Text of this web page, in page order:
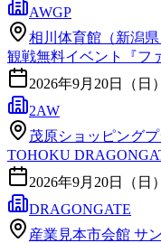
AWGP
相川体育館（新潟県
観戦無料イベント『フ
2026年9月20日（日）
2AW
茂原ショッピング
TOHOKU
2026年9月20日（日）
DRAGONGATE
産業見本市会館 サ